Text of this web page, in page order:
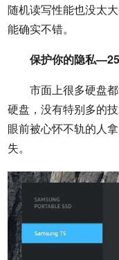
随机读写性能也没太
能确实不错。
保护你的隐私
市面上很多硬盘
硬盘，没有特别多的
眼前被心怀不轨的人
失。